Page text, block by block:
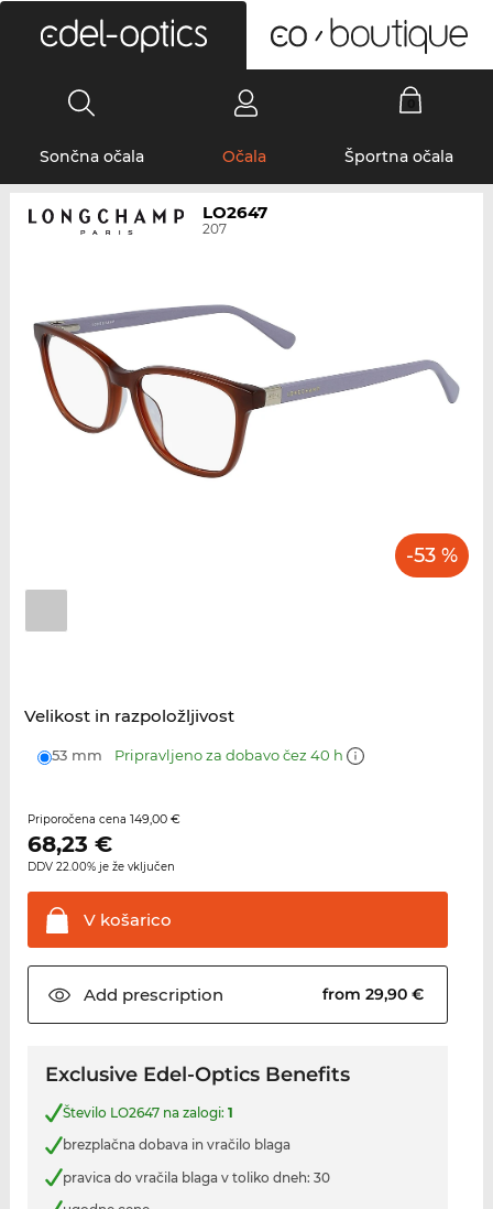
Sončna očala Očala Športna očala
LO2647
207
-53 %
Velikost in razpoložljivost
53 mm Pripravljeno za dobavo čez 40 h
Priporočena cena 149,00 €
68,23 €
DDV 22.00% je že vključen
Vkošarico
Add prescription from 29,90 €
Exclusive Edel-Optics Benefits
Število LO2647 na zalogi: 1
brezplačna dobava in vračilo blaga
pravica do vračila blaga v toliko dneh: 30